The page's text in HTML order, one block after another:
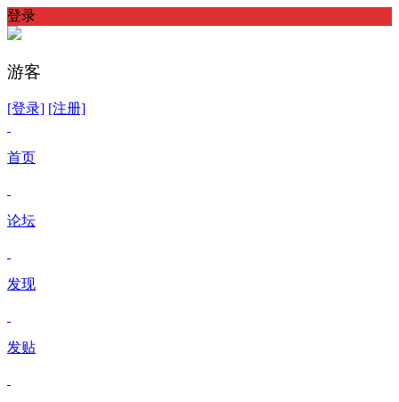
登录
游客
[登录] [注册]
首页
论坛
发现
发贴